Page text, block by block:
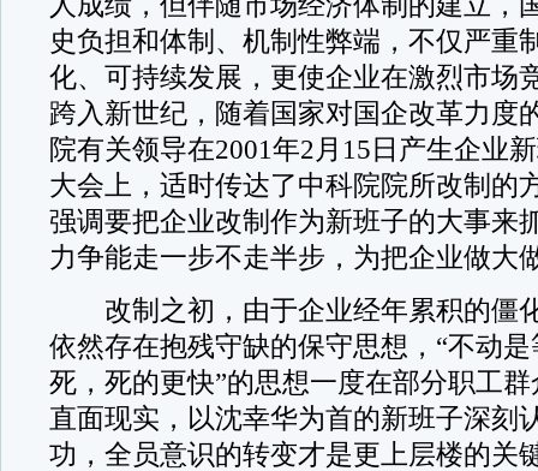
史负担和体制、机制性弊端，不仅严重
化、可持续发展，更使企业在激烈市场
跨入新世纪，随着国家对国企改革力度
院有关领导在2001年2月15日产生企业
大会上，适时传达了中科院院所改制的
强调要把企业改制作为新班子的大事来
力争能走一步不走半步，为把企业做大
改制之初，由于企业经年累积的僵
依然存在抱残守缺的保守思想，“不动
死，死的更快”的思想一度在部分职工
直面现实，以沈幸华为首的新班子深刻
功，全员意识的转变才是更上层楼的关